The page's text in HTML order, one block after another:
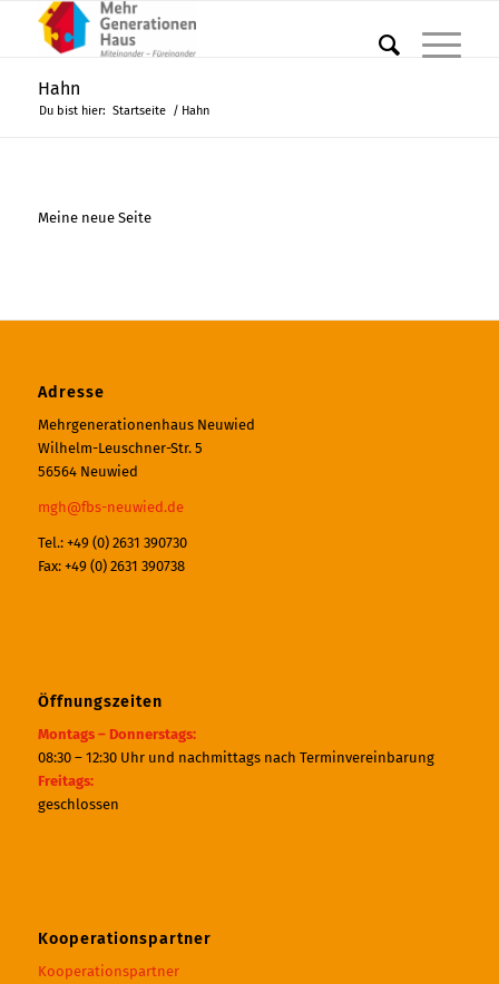
Hahn
Du bist hier: Startseite / Hahn
Meine neue Seite
Adresse
Mehrgenerationenhaus Neuwied
Wilhelm-Leuschner-Str. 5
56564 Neuwied
mgh@fbs-neuwied.de
Tel.: +49 (0) 2631 390730
Fax: +49 (0) 2631 390738
Öffnungszeiten
Montags – Donnerstags:
08:30 – 12:30 Uhr und nachmittags nach Terminvereinbarung
Freitags:
geschlossen
Kooperationspartner
Kooperationspartner